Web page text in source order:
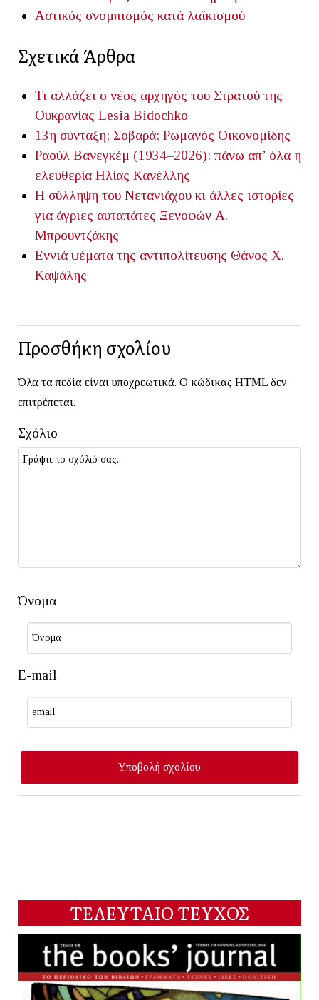
Αστικός σνομπισμός κατά λαϊκισμού
Σχετικά Άρθρα
Τι αλλάζει ο νέος αρχηγός του Στρατού της
Ουκρανίας Lesia Bidochko
13η σύνταξη; Σοβαρά; Ρωμανός Οικονομίδης
Ραούλ Βανεγκέμ (1934–2026): πάνω απ’ όλα η
ελευθερία Ηλίας Κανέλλης
Η σύλληψη του Νετανιάχου κι άλλες ιστορίες
για άγριες αυταπάτες Ξενοφών Α.
Μπρουντζάκης
Εννιά ψέματα της αντιπολίτευσης Θάνος Χ.
Καψάλης
Προσθήκη σχολίου
Όλα τα πεδία είναι υποχρεωτικά. Ο κώδικας HTML δεν
επιτρέπεται.
Σχόλιο
Όνομα
E-mail
ΤΕΛΕΥΤΑΙΟ ΤΕΥΧΟΣ